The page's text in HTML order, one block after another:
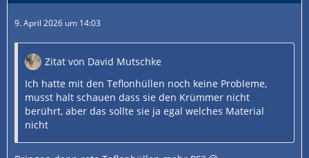
9. April 2026 um 14:03
Zitat von David Mutschke
Ich hatte mit den Teflonhüllen noch keine Probleme,
musst halt schauen dass sie den Krümmer nicht
berührt, aber das sollte sie ja egal welches Material
nicht